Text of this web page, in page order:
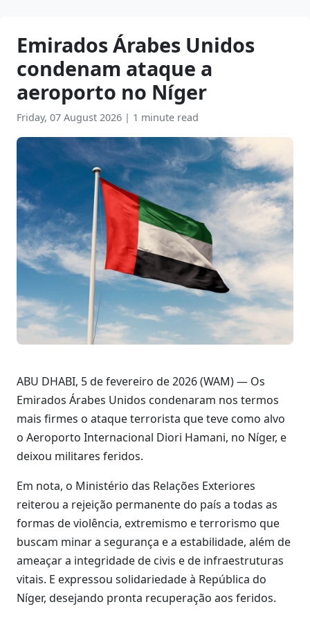
Emirados Árabes Unidos
condenam ataque a
aeroporto no Níger
Friday, 07 August 2026 | 1 minute read
ABU DHABI, 5 de fevereiro de 2026 (WAM) — Os
Emirados Árabes Unidos condenaram nos termos
mais firmes o ataque terrorista que teve como alvo
o Aeroporto Internacional Diori Hamani, no Níger, e
deixou militares feridos.
Em nota, o Ministério das Relações Exteriores
reiterou a rejeição permanente do país a todas as
formas de violência, extremismo e terrorismo que
buscam minar a segurança e a estabilidade, além de
ameaçar a integridade de civis e de infraestruturas
vitais. E expressou solidariedade à República do
Níger, desejando pronta recuperação aos feridos.